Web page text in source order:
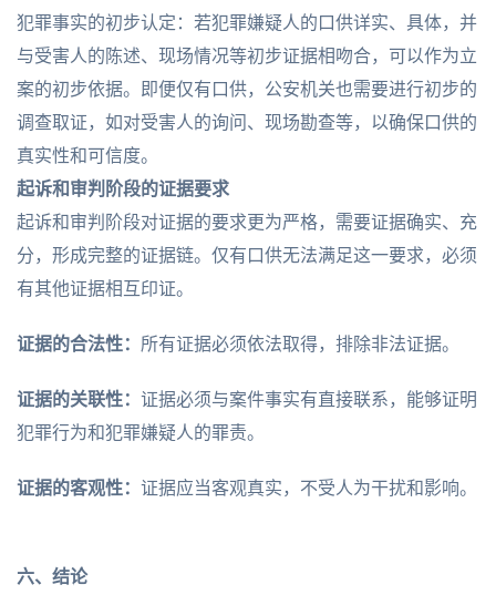
犯罪事实的初步认定：若犯罪嫌疑人的口供详实、具体，并
与受害人的陈述、现场情况等初步证据相吻合，可以作为立
案的初步依据。即便仅有口供，公安机关也需要进行初步的
调查取证，如对受害人的询问、现场勘查等，以确保口供的
真实性和可信度。
起诉和审判阶段的证据要求
起诉和审判阶段对证据的要求更为严格，需要证据确实、充
分，形成完整的证据链。仅有口供无法满足这一要求，必须
有其他证据相互印证。
证据的合法性： 所有证据必须依法取得，排除非法证据。
证据的关联性： 证据必须与案件事实有直接联系，能够证明
犯罪行为和犯罪嫌疑人的罪责。
证据的客观性： 证据应当客观真实，不受人为干扰和影响。
六、结论